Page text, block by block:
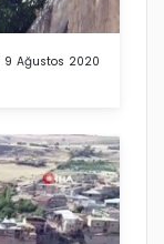
9 Ağustos 2020